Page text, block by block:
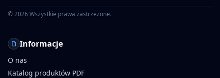
©2026Wszystkie prawa zastrzeżone.
Informacje
O nas
Katalog produktów PDF